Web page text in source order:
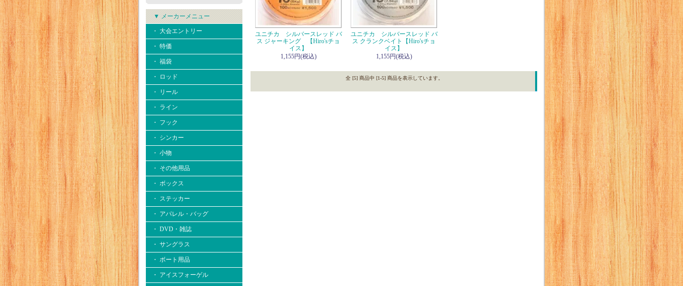
▼ メーカーメニュー
・ 大会エントリー
・ 特価
・ 福袋
・ ロッド
・ リール
・ ライン
・ フック
・ シンカー
・ 小物
・ その他用品
・ ボックス
・ ステッカー
・ アパレル・バッグ
・ DVD・雑誌
・ サングラス
・ ボート用品
・ アイスフォーゲル
ユニチカ シルバースレッド バ
ス ジャーキング 【Hiro'sチョ
イス】
1,155円(税込)
ユニチカ シルバースレッド バ
ス クランクベイト【Hiro'sチョ
イス】
1,155円(税込)
全 [5] 商品中 [1-5] 商品を表示しています。